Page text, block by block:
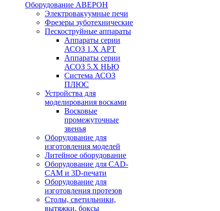
Оборудование АВЕРОН
Электровакуумные печи
Фрезеры зуботехнические
Пескоструйные аппараты
Аппараты серии
АСОЗ 1.Х АРТ
Аппараты серии
АСОЗ 5.Х НЬЮ
Система АСОЗ
ПЛЮС
Устройства для
моделирования восками
Восковые
промежуточные
звенья
Оборудование для
изготовления моделей
Литейное оборудование
Оборудование для CAD-
CAM и 3D-печати
Оборудование для
изготовления протезов
Cтолы, светильники,
вытяжки, боксы